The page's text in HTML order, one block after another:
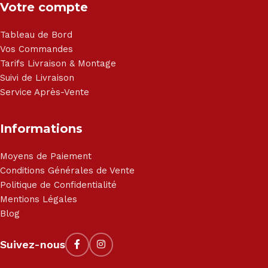
Votre compte
Tableau de Bord
Vos Commandes
Tarifs Livraison & Montage
Suivi de Livraison
Service Après-Vente
Informations
Moyens de Paiement
Conditions Générales de Vente
Politique de Confidentialité
Mentions Légales
Blog
Suivez-nous